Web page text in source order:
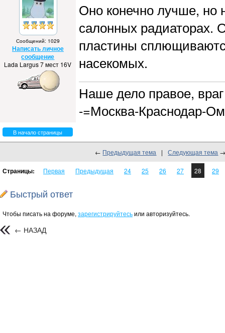
Сообщений: 1029
Написать личное
сообщение
Lada Largus 7 мест 16V
Оно конечно лучше, но
салонных радиаторах.
пластины
насекомых.
Наше дело правое,
-=Москва-Краснодар-
В начало страницы
← Предыдущая тема | Следующая тема
Страницы: Первая Предыдущая 24 25 26 27 28 29
Быстрый ответ
Чтобы писать на форуме, зарегистрируйтесьили авторизуйтесь.
← НАЗАД